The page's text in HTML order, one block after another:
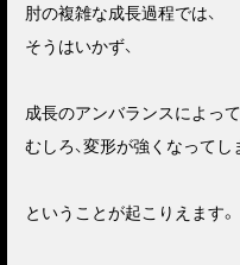
肘の複雑な成長過程では、
そうはいかず、
成長のアンバランスによって
むしろ、変形が強くなってし
ということが起こりえます。